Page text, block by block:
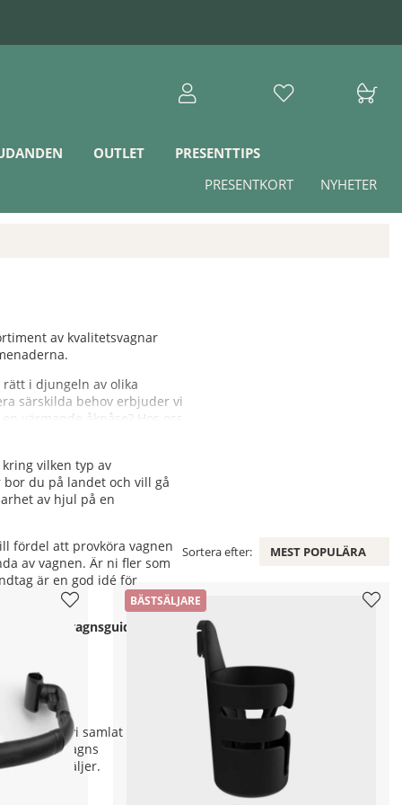
OUTLET
PRESENTTIPS
NYHETER
PRESENTKORT
av kvalitetsvagnar
rätt i djungeln av olika
särskilda behov erbjuder vi
värmande åkpåse? Hos oss
vilken typ av
du på landet och vill gå
av hjul på en
fördel att provköra vagnen
av vagnen. Är ni fler som
är en god idé för
vår
barnvagnsguide
tid har vi samlat kunskap
Barnvagns
vagn du väljer.
Sortera efter: MEST POPULÄRA
BÄSTSÄLJARE